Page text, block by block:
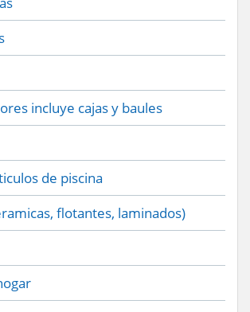
incluye cajas y baules
de piscina
flotantes, laminados)